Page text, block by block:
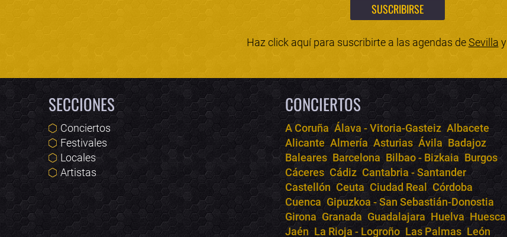
Haz click aquí para suscribirte a las agendas deSevilla y
SECCIONES
Conciertos
Festivales
Locales
Artistas
CONCIERTOS
A Coruña Álava - Vitoria-Gasteiz Albacete
Alicante Almería Asturias Ávila Badajoz
Baleares Barcelona Bilbao - Bizkaia Burgos
Cáceres Cádiz Cantabria - Santander
Castellón Ceuta Ciudad Real
Córdoba
Cuenca Gipuzkoa - San Sebastián-Donostia
Girona Granada Guadalajara Huelva Huesca
Jaén La Rioja - Logroño Las Palmas León